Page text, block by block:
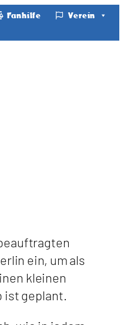
Fanhilfe Verein
ein, um als
kleinen
ist geplant.